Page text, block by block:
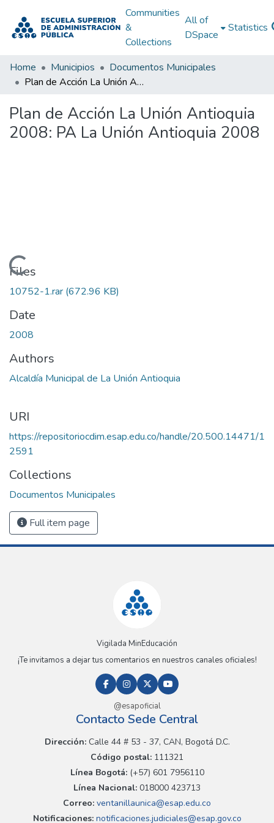
Communities
&
Collections
All of
DSpace
Statistics
Home Municipios
Documentos Municipales
Plan de Acción La Unión Antioquia 2008: PA La Unión Antioquia 2008
Plan de Acción La Unión Antioquia
2008: PA La Unión Antioquia 2008
Loading...
Files
10752-1.rar (672.96 KB)
Date
2008
Authors
Alcaldía Municipal de La Unión Antioquia
URI
https://repositoriocdim.esap.edu.co/handle/20.500.14471/1
2591
Collections
Documentos Municipales
Full item page
Vigilada MinEducación
¡Te invitamos a dejar tus comentarios en nuestros canales oficiales!
@esapoficial
Contacto Sede Central
Dirección:Calle 44 # 53 - 37, CAN, Bogotá D.C.
Código postal: 111321
Línea Bogotá:(+57) 601 7956110
Línea Nacional: 018000 423713
Correo: ventanillaunica@esap.edu.co
Notificaciones:notificaciones.judiciales@esap.gov.co